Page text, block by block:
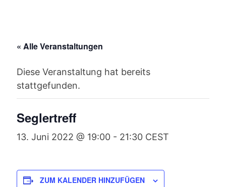
« Alle Veranstaltungen
Diese Veranstaltung hat bereits
stattgefunden.
Seglertreff
13. Juni 2022 @ 19:00 - 21:30 CEST
ZUM KALENDER HINZUFÜGEN